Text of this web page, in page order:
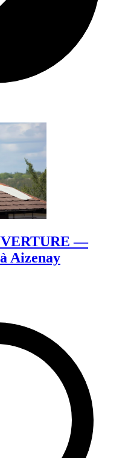
—
Aizenay